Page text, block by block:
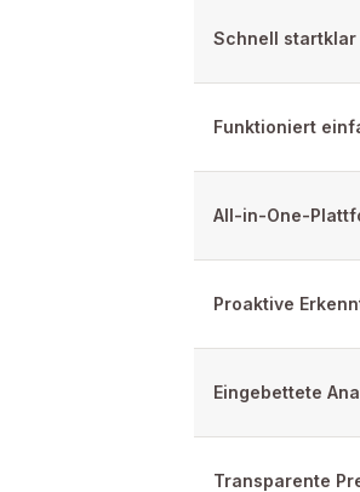
Schnell startklar
Funktioniert
All-in-One-
Proaktive
Eingebettete
Transparente